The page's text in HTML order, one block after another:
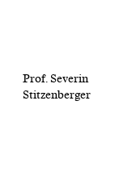
Prof. Severin
Stitzenberger